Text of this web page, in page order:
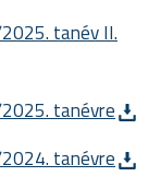
tanév II.
tanévre
tanévre